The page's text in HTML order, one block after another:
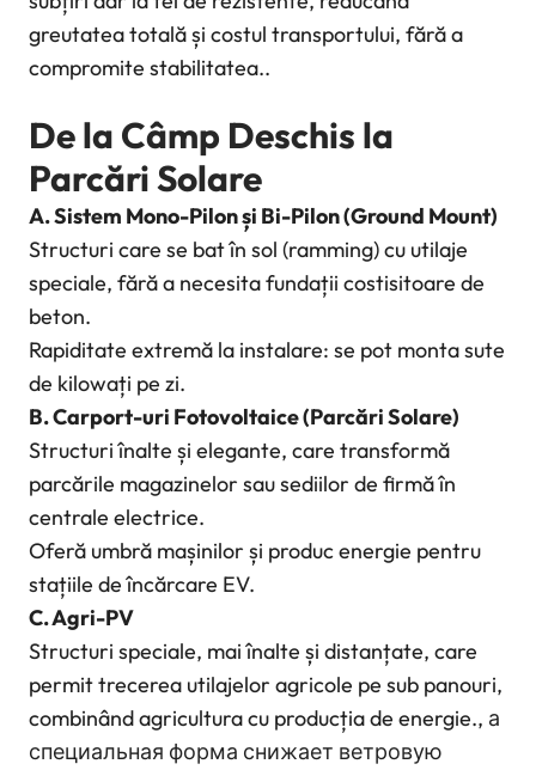
greutatea totală și costul transportului, fără a
compromite stabilitatea..
De la Câmp Deschis la
Parcări Solare
A. Sistem Mono-Pilon și Bi-Pilon (Ground Mount)
Structuri care se bat în sol (ramming) cu utilaje
speciale, fără a necesita fundații costisitoare de
beton.
Rapiditate extremă la instalare: se pot monta sute
de kilowați pe zi.
B. Carport-uri Fotovoltaice (Parcări Solare)
Structuri înalte și elegante, care transformă
parcările magazinelor sau sediilor de firmă în
centrale electrice.
Oferă umbră mașinilor și produc energie pentru
stațiile de încărcare EV.
C. Agri-PV
Structuri speciale, mai înalte și distanțate, care
permit trecerea utilajelor agricole pe sub panouri,
combinând agricultura cu producția de energie., а
специальная форма снижает ветровую